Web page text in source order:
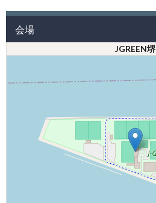
会場
JGREEN堺